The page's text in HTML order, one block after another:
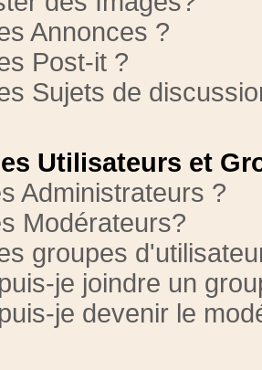
Annonces ?
Post-it ?
Sujets de
Utilisateurs et
Administrateurs ?
Modérateurs?
groupes
je joindre un
je devenir le